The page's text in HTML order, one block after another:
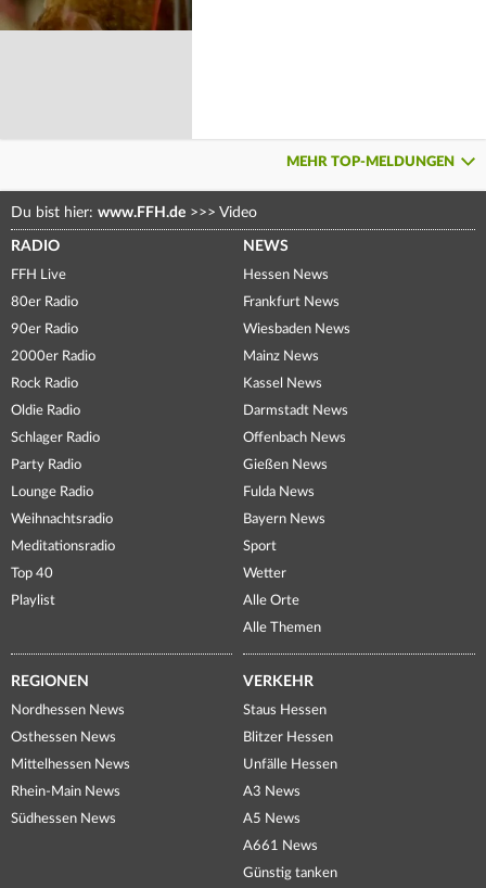
MEHR TOP-MELDUNGEN
Du bist hier: www.FFH.de >>> Video
RADIO
FFH Live
80er Radio
90er Radio
2000er Radio
Rock Radio
Oldie Radio
Schlager Radio
Party Radio
Lounge Radio
Weihnachtsradio
Meditationsradio
Top 40
Playlist
NEWS
Hessen News
Frankfurt News
Wiesbaden News
Mainz News
Kassel News
Darmstadt News
Offenbach News
Gießen News
Fulda News
Bayern News
Sport
Wetter
Alle Orte
Alle Themen
REGIONEN
Nordhessen News
Osthessen News
Mittelhessen News
Rhein-Main News
Südhessen News
VERKEHR
Staus Hessen
Blitzer Hessen
Unfälle Hessen
A3 News
A5 News
A661 News
Günstig tanken